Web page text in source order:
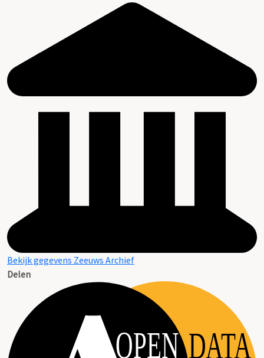
Bekijk gegevens Zeeuws Archief
Delen
OPEN DATA